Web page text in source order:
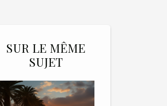
SUR LE MÊME
SUJET